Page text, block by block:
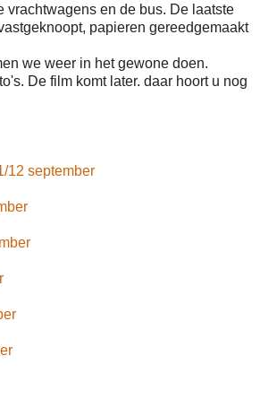
vrachtwagens en de bus. De laatste
papieren gereedgemaakt
we weer in het gewone doen.
De film komt later. daar hoort u nog
12 september